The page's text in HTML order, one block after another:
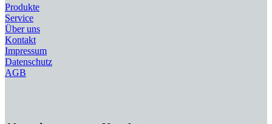
Produkte
Service
Über uns
Kontakt
Impressum
Datenschutz
AGB